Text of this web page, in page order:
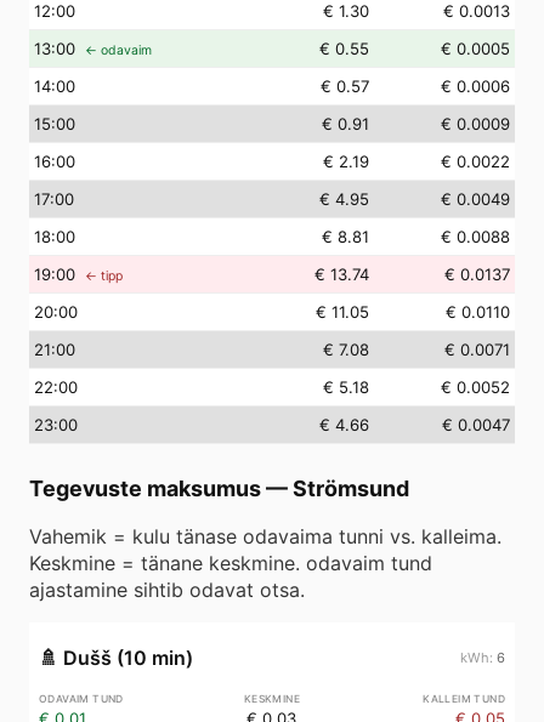
12:00 € 1.30
€ 0.0013
13:00 ← odavaim € 0.55
€ 0.0005
14:00 € 0.57
€ 0.0006
15:00 € 0.91
€ 0.0009
16:00 € 2.19
€ 0.0022
17:00 € 4.95
€ 0.0049
18:00 € 8.81
€ 0.0088
19:00 ← tipp € 13.74
€ 0.0137
20:00 € 11.05
€ 0.0110
21:00 € 7.08
€ 0.0071
22:00 € 5.18
€ 0.0052
23:00 € 4.66 € 0.0047
Tegevuste maksumus—Strömsund
Vahemik = kulu tänase odavaima tunni vs. kalleima.
Keskmine = tänane keskmine. odavaim tund
ajastamine sihtib odavat otsa.
🚿 Dušš (10 min) 6